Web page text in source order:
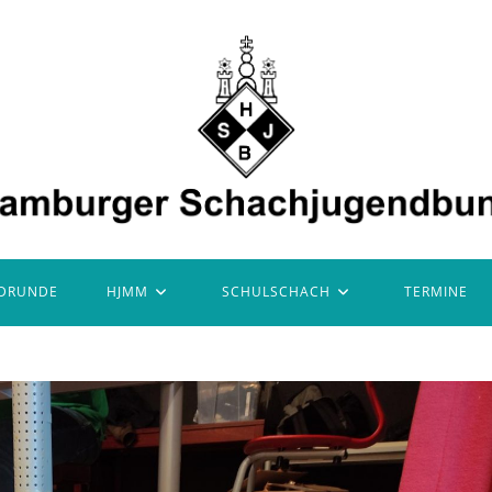
HJMM SCHULSCHACH TERMINE